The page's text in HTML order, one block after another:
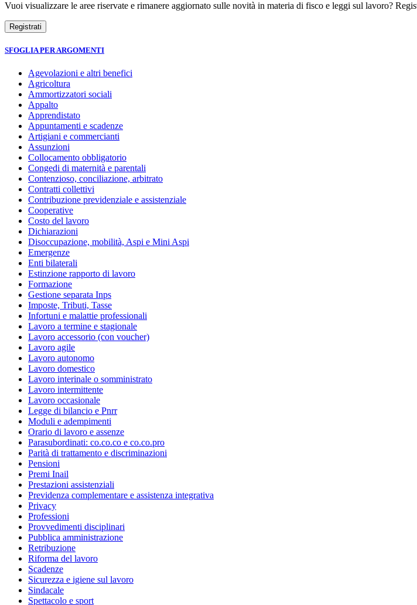
Vuoi visualizzare le aree riservate e rimanere aggiornato sulle novità in materia di fisco e leggi sul lavoro?
SFOGLIA PER ARGOMENTI
Agevolazioni e altri benefici
Agricoltura
Ammortizzatori sociali
Appalto
Apprendistato
Appuntamenti e scadenze
Artigiani e commercianti
Assunzioni
Collocamento obbligatorio
Congedi di maternità e parentali
Contenzioso, conciliazione, arbitrato
Contratti collettivi
Contribuzione previdenziale e assistenziale
Cooperative
Costo del lavoro
Dichiarazioni
Disoccupazione, mobilità, Aspi e Mini Aspi
Emergenze
Enti bilaterali
Estinzione rapporto di lavoro
Formazione
Gestione separata Inps
Imposte, Tributi, Tasse
Infortuni e malattie professionali
Lavoro a termine e stagionale
Lavoro accessorio (con voucher)
Lavoro agile
Lavoro autonomo
Lavoro domestico
Lavoro interinale o somministrato
Lavoro intermittente
Lavoro occasionale
Legge di bilancio e Pnrr
Moduli e adempimenti
Orario di lavoro e assenze
Parasubordinati: co.co.co e co.co.pro
Parità di trattamento e discriminazioni
Pensioni
Premi Inail
Prestazioni assistenziali
Previdenza complementare e assistenza integrativa
Privacy
Professioni
Provvedimenti disciplinari
Pubblica amministrazione
Retribuzione
Riforma del lavoro
Scadenze
Sicurezza e igiene sul lavoro
Sindacale
Spettacolo e sport